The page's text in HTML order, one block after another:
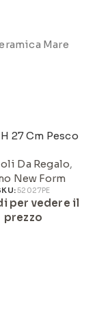
Mare
27 Cm Pesco
Da Regalo,
New Form
52027PE
per vedere il
prezzo